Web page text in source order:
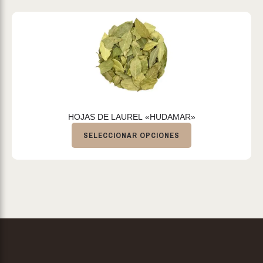
HOJAS DE LAUREL «HUDAMAR»
SELECCIONAR OPCIONES